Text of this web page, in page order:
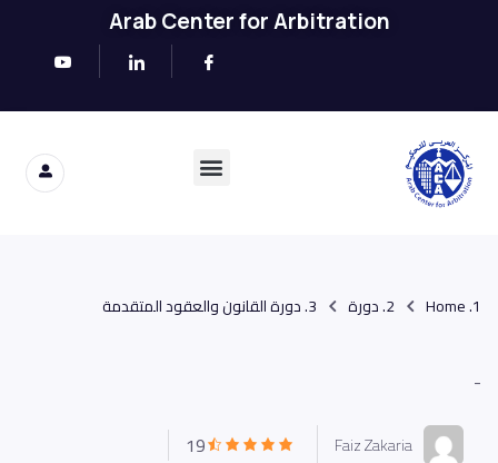
Arab Center for Arbitration
Home دورة دورة القانون والعقود المتقدمة
-
Faiz Zakaria
19